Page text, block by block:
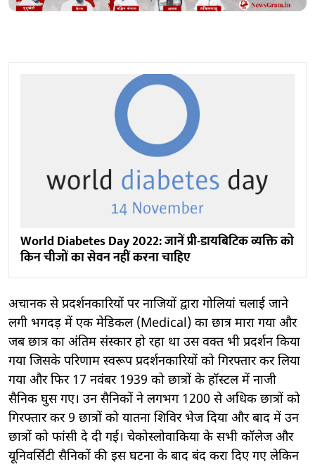
World Diabetes Day 2022: जानें प्री-डायबिटिक व्यक्ति को
किन चीजों का सेवन नहीं करना चाहिए
अचानक से प्रदर्शनकारियों पर नाजियों द्वारा गोलियां चलाई जाने
लगी भगदड़ में एक मेडिकल (Medical) का छात्र मारा गया और
जब छात्र का अंतिम संस्कार हो रहा था उस वक्त भी प्रदर्शन किया
गया जिसके परिणाम स्वरूप प्रदर्शनकारियों को गिरफ्तार कर लिया
गया और फिर 17 नवंबर 1939 को छात्रों के हॉस्टल में नाजी
सैनिक घुस गए। उन सैनिकों ने लगभग 1200 से अधिक छात्रों को
गिरफ्तार कर 9 छात्रों को यातना शिविर भेज दिया और बाद में उन
छात्रों को फांसी दे दी गई। चेकोस्लोवाकिया के सभी कॉलेज और
यूनिवर्सिटी सैनिकों की इस घटना के बाद बंद करा दिए गए लेकिन